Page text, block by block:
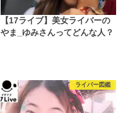
【17ライブ】美女ライバーの
やま_ゆみさんってどんな人？
ライバー図鑑